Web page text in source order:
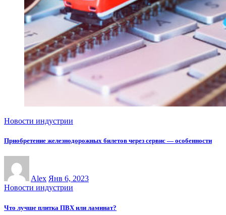
Новости индустрии
Приобретение железнодорожных билетов через сервис — особенности
Alex Янв 6, 2023
Новости индустрии
Что лучше плитка ПВХ или ламинат?